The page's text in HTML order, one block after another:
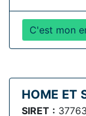
C'est mon
HOME ET
SIRET :